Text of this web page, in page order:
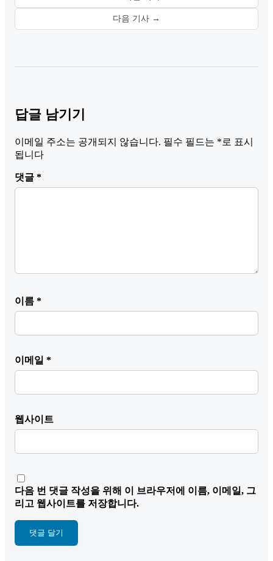
다음 기사 →
답글 남기기
이메일 주소는 공개되지 않습니다. 필수 필드는 *로 표시
됩니다
댓글 *
이름 *
이메일 *
웹사이트
다음 번 댓글 작성을 위해 이 브라우저에 이름, 이메일, 그
리고 웹사이트를 저장합니다.